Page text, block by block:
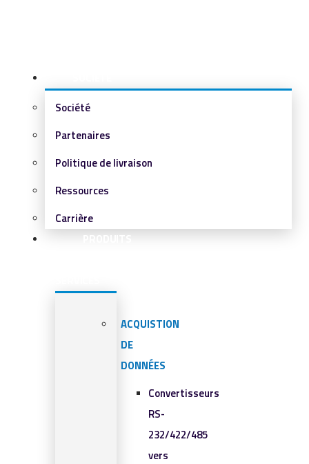
Société
Partenaires
Politique de livraison
Ressources
Carrière
PRODUITS
ACQUISTION
DE
DONNÉES
Convertisseurs
RS-
232/422/485
vers